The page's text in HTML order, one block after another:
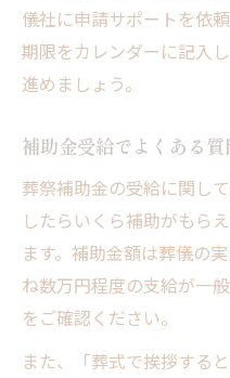
儀社に申請サポートを依
期限をカレンダーに記入
進めましょう。
補助金受給でよくある
葬祭補助金の受給に関し
したらいくら補助がもら
ます。補助金額は葬儀の
ね数万円程度の支給が一
をご確認ください。
また、「葬式で挨拶する